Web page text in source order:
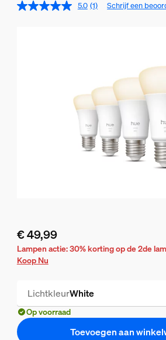
5.0 (1) Schrijf een
De huidige prijs is € 49,99
€ 49,99
Lampen actie: 30% korting op de 2de
Koop Nu
LichtkleurWhite
Op voorraad
Toevoegen aan